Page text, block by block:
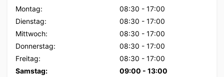
Montag: 08:30 - 17:00
Dienstag:
08:30 - 17:00
Mittwoch:
08:30 - 17:00
Donnerstag:
08:30 - 17:00
Freitag:
08:30 - 17:00
Samstag:
09:00 - 13:00